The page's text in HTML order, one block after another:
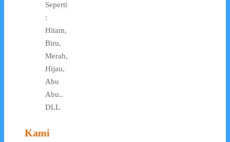
Seperti
:
Hitam,
Biru,
Merah,
Hijau,
Abu
Abu..
DLL
Kami